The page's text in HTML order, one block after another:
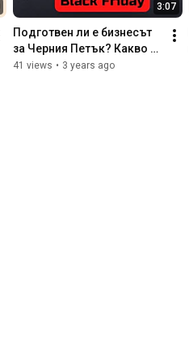
3:07
Подготвен ли е бизнесът
за Черния Петък? Какво е
важно да знаете?
41 views • 3 years ago